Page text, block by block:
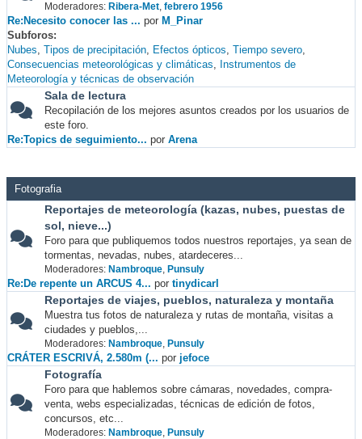
Moderadores: Ribera-Met, febrero 1956
Re:Necesito conocer las ... por M_Pinar
Subforos
Nubes Tipos de precipitación Efectos ópticos Tiempo severo
Consecuencias meteorológicas y climáticas
Instrumentos de
Meteorología y técnicas de observación
Sala de lectura
Recopilación de los mejores asuntos creados por los usuarios de
este foro.
Re:Topics de seguimiento... por Arena
Fotografia
Reportajes de meteorología (kazas, nubes, puestas de
sol, nieve...)
Foro para que publiquemos todos nuestros reportajes, ya sean de
tormentas, nevadas, nubes, atardeceres...
Moderadores: Nambroque, Punsuly
Re:De repente un ARCUS 4... por tinydicarl
Reportajes de viajes, pueblos, naturaleza y montaña
Muestra tus fotos de naturaleza y rutas de montaña, visitas a
ciudades y pueblos,...
Moderadores: Nambroque, Punsuly
CRÁTER ESCRIVÁ, 2.580m (... por jefoce
Fotografía
Foro para que hablemos sobre cámaras, novedades, compra-
venta, webs especializadas, técnicas de edición de fotos,
concursos, etc...
Moderadores: Nambroque, Punsuly